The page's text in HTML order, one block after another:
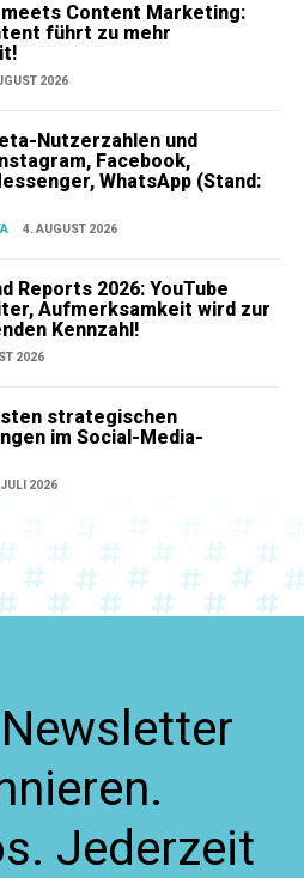
meets Content Marketing:
führt zu mehr
2026
Nutzerzahlen und
Facebook,
WhatsApp (Stand:
4. AUGUST 2026
Reports 2026: YouTube
Aufmerksamkeit wird zur
Kennzahl!
2026
strategischen
im Social-Media-
2026
Jederzeit